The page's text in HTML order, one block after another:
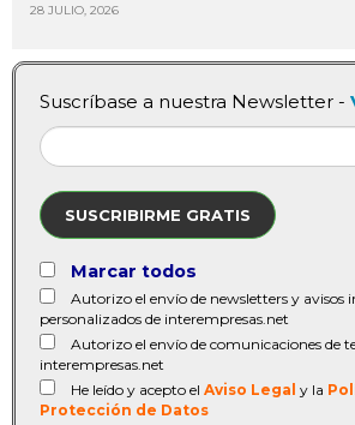
28 JULIO, 2026
Suscríbase a nuestra Newsletter -
SUSCRIBIRME GRATIS
Marcar todos
Autorizo el envío de newsletters y avisos
personalizados de interempresas.net
Autorizo el envío de comunicaciones de
interempresas.net
He leído y acepto el Aviso Legal y la
Protección de Datos